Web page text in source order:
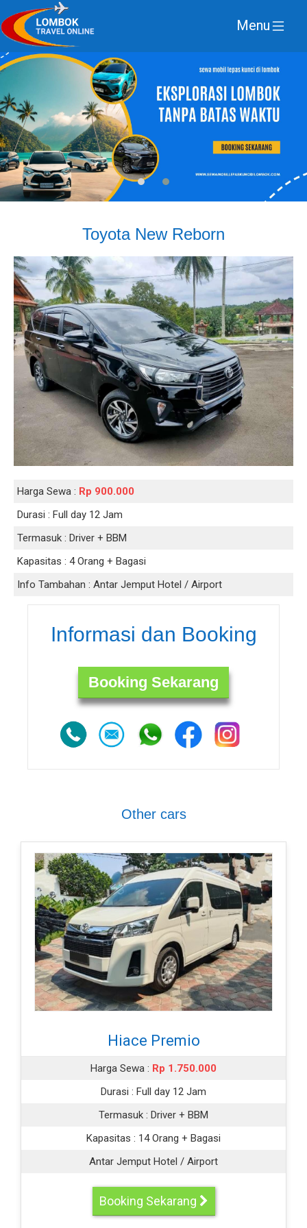
Menu
Toyota New Reborn
Harga Sewa : Rp 900.000
Durasi : Full day 12 Jam
Termasuk : Driver + BBM
Kapasitas : 4 Orang + Bagasi
Info Tambahan : Antar Jemput Hotel / Airport
Informasi dan Booking
Booking Sekarang
Other cars
Hiace Premio
Harga Sewa : Rp 1.750.000
Durasi : Full day 12 Jam
Termasuk : Driver + BBM
Kapasitas : 14 Orang + Bagasi
Antar Jemput Hotel / Airport
Booking Sekarang